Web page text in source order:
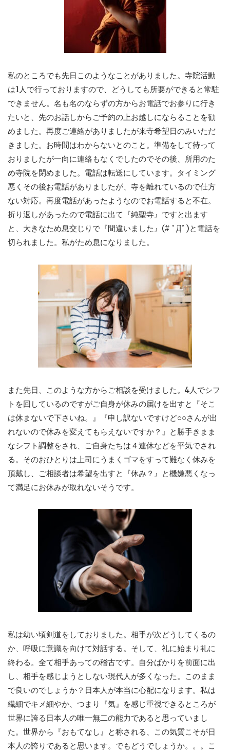
私のところでも先日このようなことがありました。寺院活動
は1人で行っておりますので、どうしても所要ができると常駐
できません。名も名のならずの方からお電話でお参りに行き
たいと、先のお話しからご予約の上お越しにならることを勧
めました。再度ご連絡がありましたが来寺希望日のみいただ
きました。お時間はわからないとのこと。準備をして待って
おりましたが一向に連絡もなくでしたのでその後、所用のた
め寺院を閉めました。電話は転送にしています。タイミング
悪くその後お電話がありましたが、寺を離れているので仕方
ない対応。再度電話があったようなのでお電話すると不在。
折り返しがあったので電話に出て『純聖寺』ですと出ます
と、大きなため息交じりで『間違いました』(# ﾟДﾟ)と電話を
切られました。私がため息になりました。
また先日、このような方からご相談を受けました。4人でシフ
トを回しているのですがご自身が休みの届けを出すと『そこ
は休まないで下さいね。』『申し訳ないですけど○○さんが出
れないので休みを変えてもらえないですか？』と勝手きまま
なシフト調整をされ、ご自身たちは４連休などを平気でされ
る。そのおひとりは上司にうまくゴマをすって難なく休みを
頂戴し、ご相談者は希望を出すと『休み？』と機嫌悪くなっ
て満足にお休みが取れないそうです。
私は幼い頃剣道をしておりました。相手が次どうしてくるの
か、呼吸に意識を向けて対話する。そして、礼に始まり礼に
終わる。全て相手あっての稽古です。自分ばかりを前面に出
し、相手を感じようとしない現代人が多くなった。このまま
で良いのでしょうか？日本人が本当に心配になります。私は
繊細でキメ細やか、つまり『気』を感じ重視できるところが
世界に誇る日本人の唯一無二の能力であると思っていまし
た。世界から『おもてなし』と称される、この気質こそが日
本人の誇りであると思います。でもどうでしょうか。。。こ